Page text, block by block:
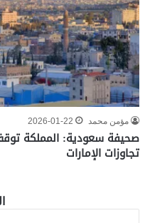
مؤمن محمد 2026-01-22
صحيفة سعودية: المملكة
تجاوزات الإمارات